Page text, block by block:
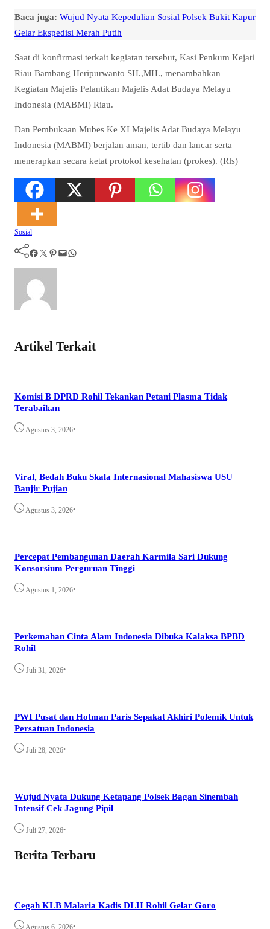
Baca juga: Wujud Nyata Kepedulian Sosial Polsek Bukit Kapur
Gelar Ekspedisi Merah Putih
Saat di konfirmasi terkait kegiatan tersebut, Kasi Penkum Kejati
Riau Bambang Heripurwanto SH.,MH., menambahkan
Kegiatan Majelis Pelantikan Majelis Adat Budaya Melayu
Indonesia (MABMI) Riau.
Dan Pembukaan Mubes Ke XI Majelis Adat Budaya Melayu
Indonesia (MABMI) berjalan aman, tertib dan lancar serta
menerapkan secara ketat protokol kesehatan (prokes). (Rls)
Sosial
Facebook Twitter Pinterest Mail WhatsApp
Artikel Terkait
Komisi B DPRD Rohil Tekankan Petani Plasma Tidak
Terabaikan
Agustus 3, 2026•
Viral, Bedah Buku Skala Internasional Mahasiswa USU
Banjir Pujian
Agustus 3, 2026•
Percepat Pembangunan Daerah Karmila Sari Dukung
Konsorsium Perguruan Tinggi
Agustus 1, 2026•
Perkemahan Cinta Alam Indonesia Dibuka Kalaksa BPBD
Rohil
Juli 31, 2026•
PWI Pusat dan Hotman Paris Sepakat Akhiri Polemik Untuk
Persatuan Indonesia
Juli 28, 2026•
Wujud Nyata Dukung Ketapang Polsek Bagan Sinembah
Intensif Cek Jagung Pipil
Juli 27, 2026•
Berita Terbaru
Cegah KLB Malaria Kadis DLH Rohil Gelar Goro
Agustus 6, 2026•